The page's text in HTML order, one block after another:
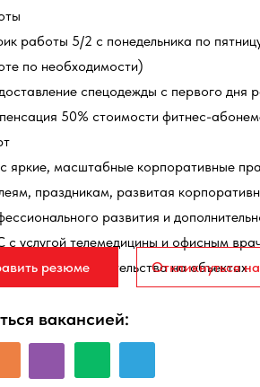
работы 5/2 с понедельника по
по необходимости)
спецодежды с первого дня
50% стоимости фитнес-
яркие, масштабные корпоративные
праздникам, развитая
развития и
услугой телемедицины и офисным
в штабе строительства на объектах
резюме
вакансией:
Откликнуться